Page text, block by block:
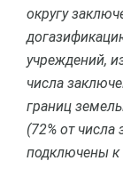
округу
учреждений,
числа
границ
(72% от
подключены к